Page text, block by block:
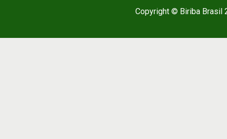
Copyright © Biriba Brasil